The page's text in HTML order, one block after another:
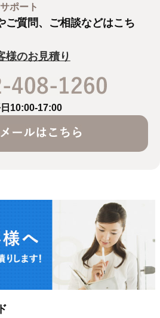
ポート
ご質問、ご相談などはこち
様のお見積り
10:00-17:00